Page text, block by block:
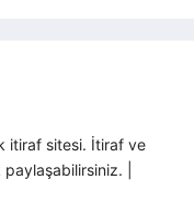
itiraf sitesi. İtiraf ve
|